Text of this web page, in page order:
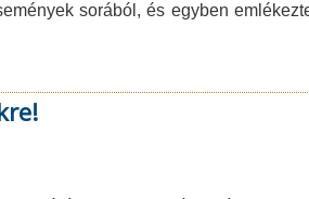
sorából, és egyben